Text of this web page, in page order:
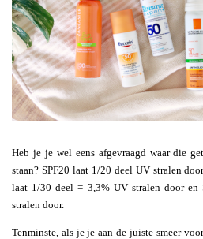
Heb je je wel eens afgevraagd waar die
staan? SPF20 laat 1/20 deel UV stralen
laat 1/30 deel = 3,3% UV stralen door
stralen door.
Tenminste, als je je aan de juiste smeer-